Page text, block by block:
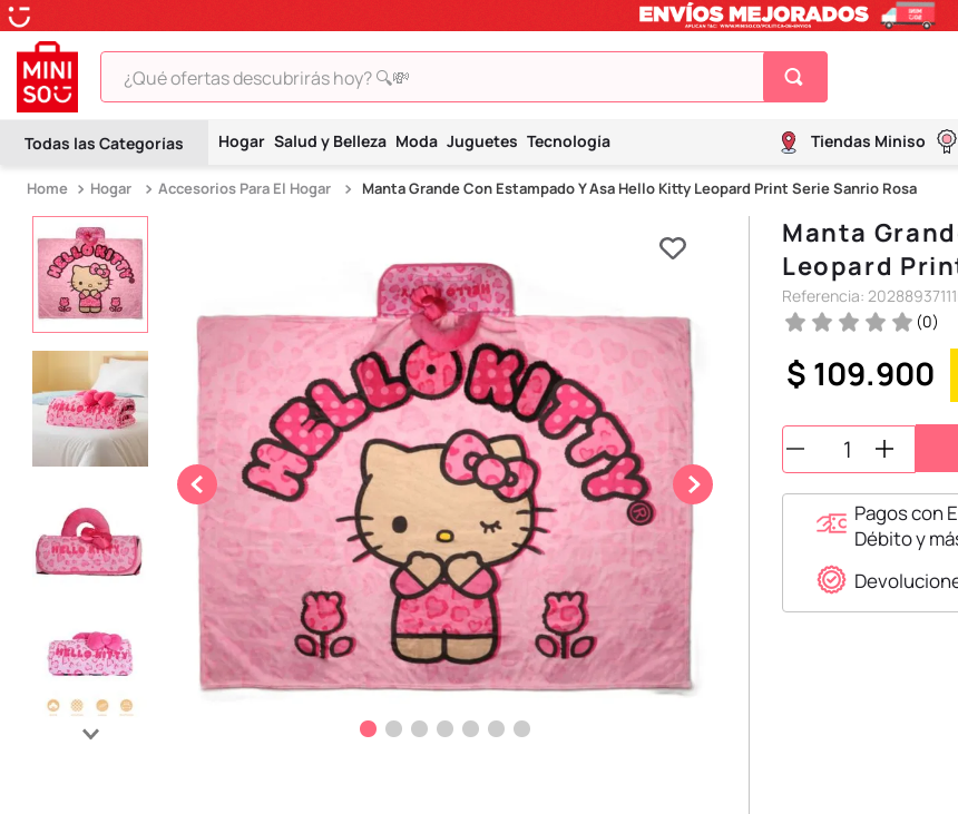
¿Qué ofertas descubrirás hoy? 🔍💸
Hogar Salud y Belleza Moda Juguetes Tecnología Tiendas Miniso
Hogar Accesorios Para El Hogar Manta Grande Con Estampado Y Asa Hello Kitty Leopard Print Serie Sanrio Rosa
Manta
Leopard
Referencia:
(0)
$ 109.900
Pagos con
Débito y
TÉRMINOS MÁS BUSCADOS
2.
hello kitty
termo
toy story
disney
9.
one piece
.